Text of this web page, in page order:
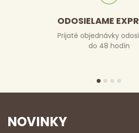
ODOSIELAME
Prijaté objednávky
do 48 hodín
NOVINKY